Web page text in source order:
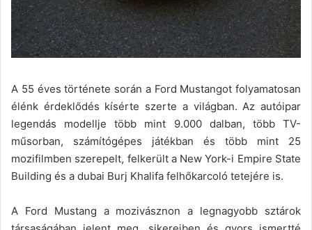
A 55 éves története során a Ford Mustangot folyamatosan
élénk érdeklődés kísérte szerte a világban. Az autóipar
legendás modellje több mint 9.000 dalban, több TV-
műsorban, számítógépes játékban és több mint 25
mozifilmben szerepelt, felkerült a New York-i Empire State
Building és a dubai Burj Khalifa felhőkarcoló tetejére is.
A Ford Mustang a mozivásznon a legnagyobb sztárok